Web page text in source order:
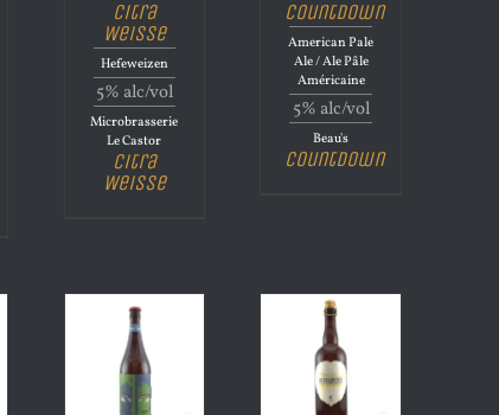
Citra
Weisse
Hefeweizen
5% alc/vol
Microbrasserie
Le Castor
Citra
Weisse
Countdown
American Pale
Ale / Ale Pâle
Américaine
5% alc/vol
Beau's
Countdown